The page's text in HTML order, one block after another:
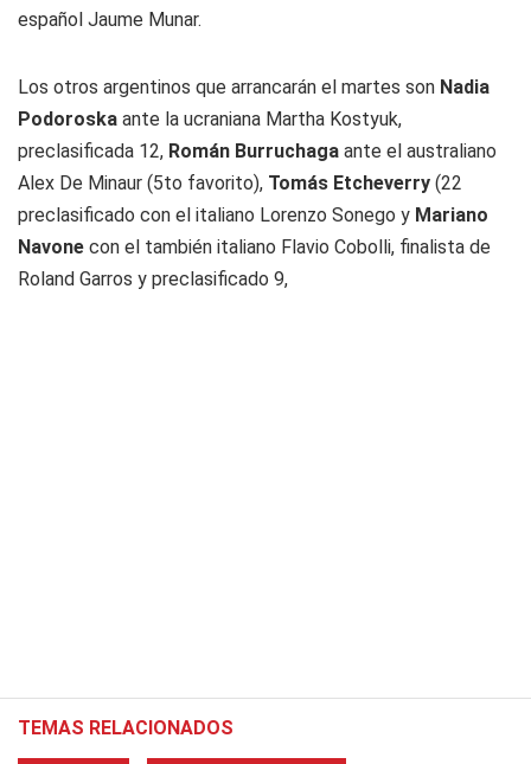
español Jaume Munar.
Los otros argentinos que arrancarán el martes son Nadia
Podoroska ante la ucraniana Martha Kostyuk,
preclasificada 12, Román Burruchaga ante el australiano
Alex De Minaur (5to favorito), Tomás Etcheverry (22
preclasificado con el italiano Lorenzo Sonego y Mariano
Navone con el también italiano Flavio Cobolli, finalista de
Roland Garros y preclasificado 9,
TEMAS RELACIONADOS